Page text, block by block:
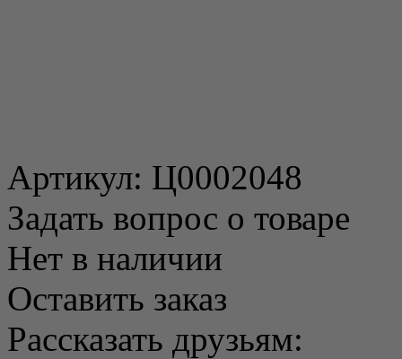
Артикул: Ц0002048
Задать вопрос о товаре
Нет в наличии
Оставить заказ
Рассказать друзьям: